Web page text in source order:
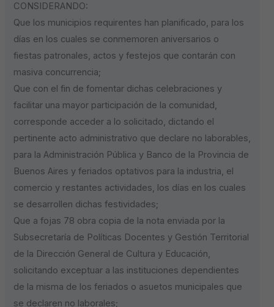
CONSIDERANDO:
Que los municipios requirentes han planificado, para los
días en los cuales se conmemoren aniversarios o
fiestas patronales, actos y festejos que contarán con
masiva concurrencia;
Que con el fin de fomentar dichas celebraciones y
facilitar una mayor participación de la comunidad,
corresponde acceder a lo solicitado, dictando el
pertinente acto administrativo que declare no laborables,
para la Administración Pública y Banco de la Provincia de
Buenos Aires y feriados optativos para la industria, el
comercio y restantes actividades, los días en los cuales
se desarrollen dichas festividades;
Que a fojas 78 obra copia de la nota enviada por la
Subsecretaría de Políticas Docentes y Gestión Territorial
de la Dirección General de Cultura y Educación,
solicitando exceptuar a las instituciones dependientes
de la misma de los feriados o asuetos municipales que
se declaren no laborales;